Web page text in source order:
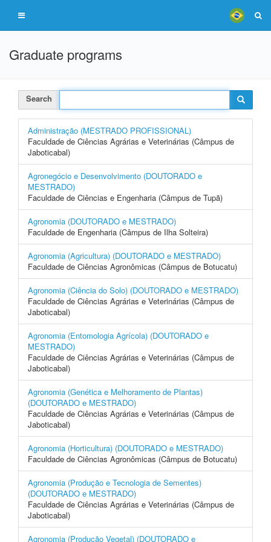
Graduate programs
Search
Administração (MESTRADO PROFISSIONAL)
Faculdade de Ciências Agrárias e Veterinárias (Câmpus de
Jaboticabal)
Agronegócio e Desenvolvimento (DOUTORADO e
MESTRADO)
Faculdade de Ciências e Engenharia (Câmpus de Tupã)
Agronomia (DOUTORADO e MESTRADO)
Faculdade de Engenharia (Câmpus de Ilha Solteira)
Agronomia (Agricultura) (DOUTORADO e MESTRADO)
Faculdade de Ciências Agronômicas (Câmpus de Botucatu)
Agronomia (Ciência do Solo) (DOUTORADO e MESTRADO)
Faculdade de Ciências Agrárias e Veterinárias (Câmpus de
Jaboticabal)
Agronomia (Entomologia Agrícola) (DOUTORADO e
MESTRADO)
Faculdade de Ciências Agrárias e Veterinárias (Câmpus de
Jaboticabal)
Agronomia (Genética e Melhoramento de Plantas)
(DOUTORADO e MESTRADO)
Faculdade de Ciências Agrárias e Veterinárias (Câmpus de
Jaboticabal)
Agronomia (Horticultura) (DOUTORADO e MESTRADO)
Faculdade de Ciências Agronômicas (Câmpus de Botucatu)
Agronomia (Produção e Tecnologia de Sementes)
(DOUTORADO e MESTRADO)
Faculdade de Ciências Agrárias e Veterinárias (Câmpus de
Jaboticabal)
Agronomia (Produção Vegetal) (DOUTORADO e